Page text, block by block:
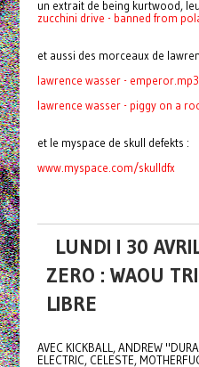
un extrait de being kurtwood,
zucchini drive - banned from
et aussi des morceaux de
lawrence wasser - emperor.mp3
lawrence wasser - piggy on a
et le myspace de skull defekts :
www.myspace.com/skulldfx
LUNDI I 30
ZERO : WAOU
LIBRE
AVEC KICKBALL, ANDREW
ELECTRIC, CELESTE,